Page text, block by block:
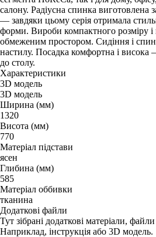
салону. Радіусна спинка виготовлена
— завдяки цьому серія отримала
форми. Вироби компактного розміру і
обмеженим простором. Сидіння і
настилу. Посадка комфортна і висока
до столу.
Характеристики
3D модель
3D модель
Ширина (мм)
1320
Висота (мм)
770
Матеріал підстави
ясен
Глибина (мм)
585
Матеріал оббивки
тканина
Додаткові файли
Тут зібрані додаткові матеріали,
Наприклад, інструкція або 3D модель.